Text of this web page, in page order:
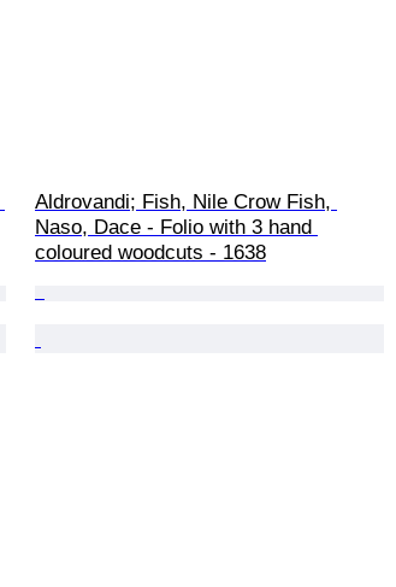
Aldrovandi; Fish, Nile Crow Fish,
Naso, Dace - Folio with 3 hand
coloured woodcuts - 1638